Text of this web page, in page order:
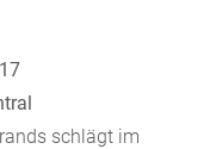
schlägt im